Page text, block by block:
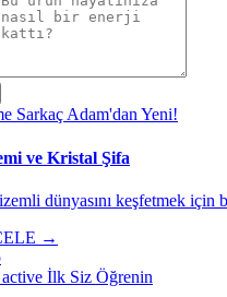
Sarkaç Adam'dan Yeni!
ve Kristal Şifa
dünyasını keşfetmek için
→
İlk Siz Öğrenin